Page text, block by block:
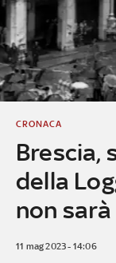
Brescia,
della
non
CRONACA
11 mag 2023 - 14:06